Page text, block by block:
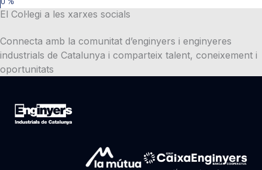
El Col·legi a les xarxes socials
Connecta amb la comunitat d’enginyers i enginyeres
industrials de Catalunya i comparteix talent, coneixement i
oportunitats